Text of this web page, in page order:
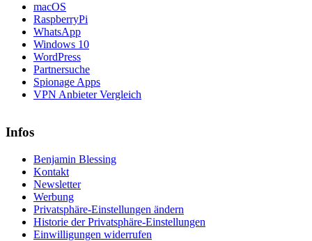
macOS
RaspberryPi
WhatsApp
Windows 10
WordPress
Partnersuche
Spionage Apps
VPN Anbieter Vergleich
Infos
Benjamin Blessing
Kontakt
Newsletter
Werbung
Privatsphäre-Einstellungen ändern
Historie der Privatsphäre-Einstellungen
Einwilligungen widerrufen